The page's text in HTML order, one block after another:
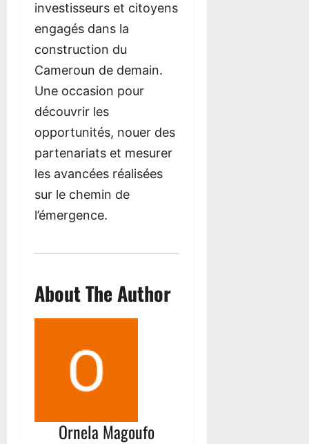
investisseurs et citoyens
engagés dans la
construction du
Cameroun de demain.
Une occasion pour
découvrir les
opportunités, nouer des
partenariats et mesurer
les avancées réalisées
sur le chemin de
l’émergence.
About The Author
Ornela Magoufo